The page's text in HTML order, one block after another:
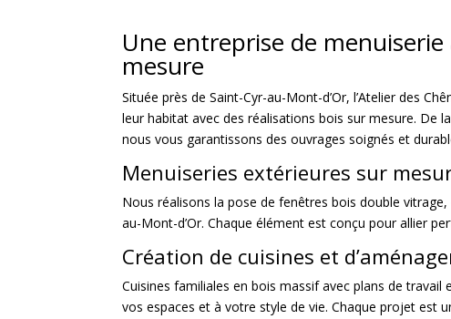
Une entreprise de
mesure
Située près de Saint-Cyr-au-Mont-d’Or, l’Atelier des
leur habitat avec des réalisations bois sur mesure. De
nous vous garantissons des ouvrages soignés et
Menuiseries extérieures sur
Nous réalisons la pose de fenêtres bois double
au-Mont-d’Or. Chaque élément est conçu pour allier
Création de cuisines et
Cuisines familiales en bois massif avec plans de
vos espaces et à votre style de vie. Chaque projet est